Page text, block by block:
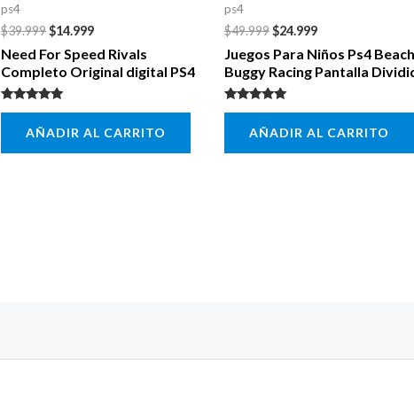
ps4
$39.999$14.999
Need For Speed Rivals
Completo Original digital PS4
Valorado con
AÑADIR AL CARRITO
ps4
$49.999$24.999
Juegos Para Niños Ps4 Beach
Buggy Racing Pantalla
Valorado con
AÑADIR AL CARRITO